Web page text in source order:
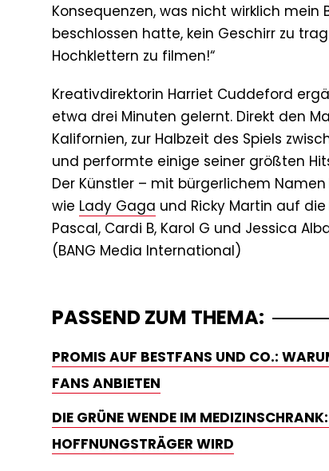
Konsequenzen, was nicht wirklich
beschlossen hatte, kein Geschirr zu
Hochklettern zu filmen!“
Kreativdirektorin Harriet Cuddeford
etwa drei Minuten gelernt. Direkt den
Kalifornien, zur Halbzeit des Spiels
und performte einige seiner größten Hits,
Der Künstler – mit bürgerlichem
wie Lady Gaga und Ricky Martin auf
Pascal, Cardi B, Karol G und Jessica
PASSEND ZUM THEMA:
PROMIS AUF BESTFANS UND CO.:
FANS ANBIETEN
DIE GRÜNE WENDE IM
HOFFNUNGSTRÄGER WIRD